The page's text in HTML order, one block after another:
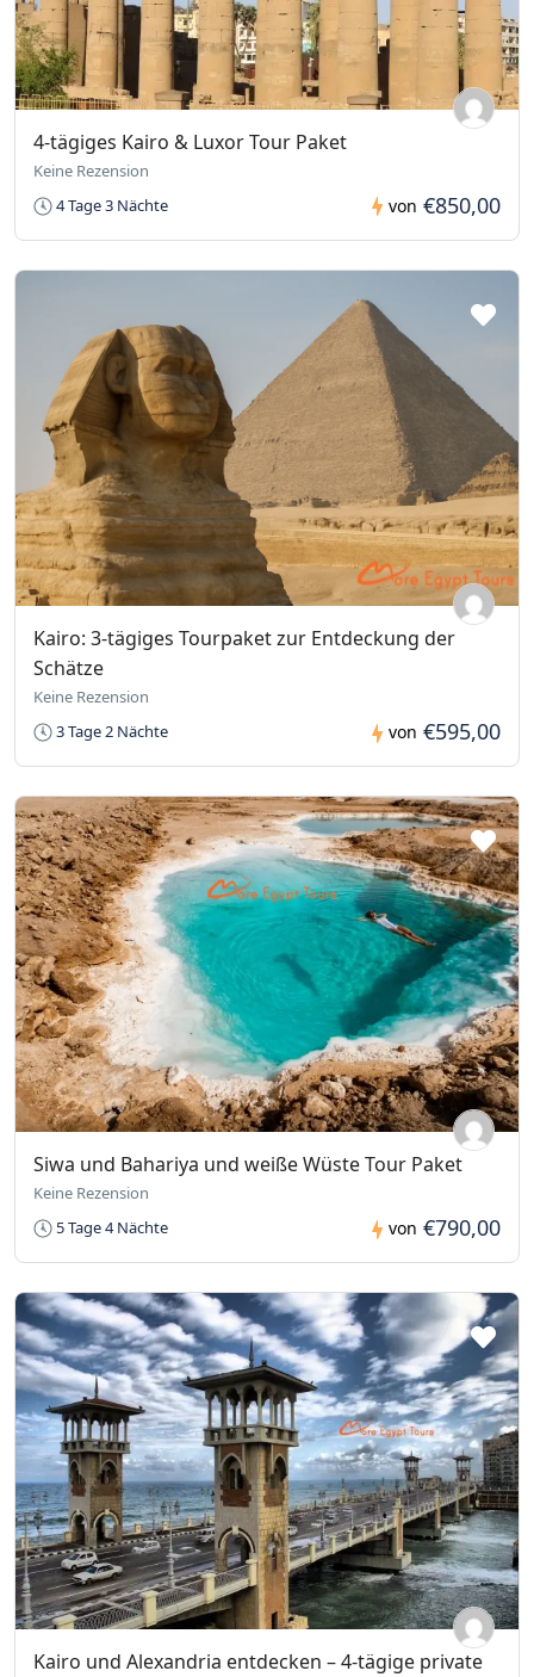
4-tägiges Kairo & Luxor Tour Paket
Keine Rezension
4 Tage 3 Nächte
von €850,00
Kairo: 3-tägiges Tourpaket zur Entdeckung der
Schätze
Keine Rezension
3 Tage 2 Nächte
von €595,00
Siwa und Bahariya und weiße Wüste Tour Paket
Keine Rezension
5 Tage 4 Nächte
von €790,00
Kairo und Alexandria entdecken – 4-tägige private